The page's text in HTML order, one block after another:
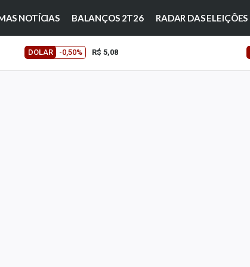
NOTÍCIAS BALANÇOS 2T26 RADAR DAS ELEIÇÕES
DOLAR -0,50% R$ 5,08